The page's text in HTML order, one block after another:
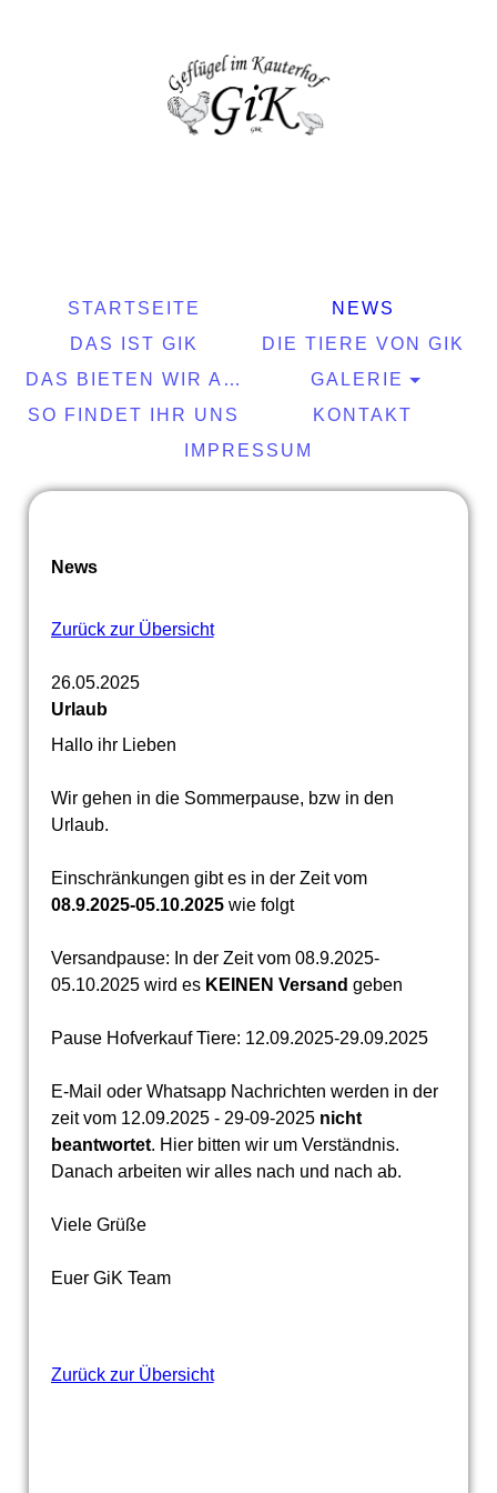
STARTSEITE
NEWS
DAS IST GIK
DIE TIERE VON GIK
DAS BIETEN WIR AN
GALERIE
SO FINDET IHR UNS
KONTAKT
IMPRESSUM
News
Zurück zur Übersicht
26.05.2025
Urlaub
Hallo ihr Lieben
Wir gehen in die Sommerpause, bzw in den
Urlaub.
Einschränkungen gibt es in der Zeit vom
08.9.2025-05.10.2025wie folgt
Versandpause: In der Zeit vom 08.9.2025-
05.10.2025 wird es KEINEN Versand geben
Pause Hofverkauf Tiere: 12.09.2025-29.09.2025
E-Mail oder Whatsapp Nachrichten werden in der
zeit vom 12.09.2025 - 29-09-2025 nicht
beantwortet. Hier bitten wir um Verständnis.
Danach arbeiten wir alles nach und nach ab.
Viele Grüße
Euer GiK Team
Zurück zur Übersicht